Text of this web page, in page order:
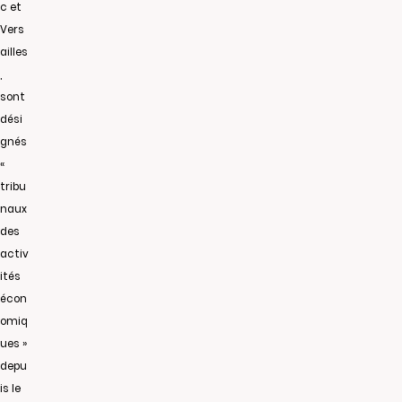
c et
Vers
ailles
sont
dési
gnés
«
tribu
naux
des
activ
ités
écon
omiq
ues »
depu
is le